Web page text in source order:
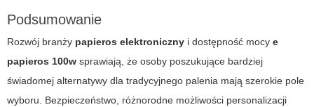
Podsumowanie
Rozwój branży papieros elektroniczny i dostępność mocy e
papieros 100w sprawiają, że osoby poszukujące bardziej
świadomej alternatywy dla tradycyjnego palenia mają szerokie pole
wyboru. Bezpieczeństwo, różnorodne możliwości personalizacji